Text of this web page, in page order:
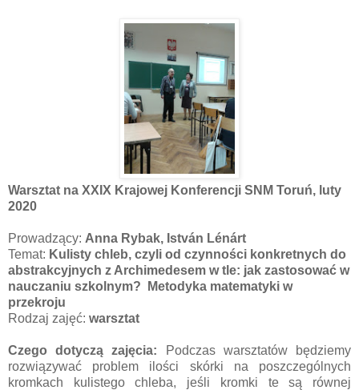
Warsztat na XXIX Krajowej Konferencji SNM Toruń, luty
2020
Prowadzący: Anna Rybak, István Lénárt
Temat: Kulisty chleb, czyli od czynności konkretnych do
abstrakcyjnych z Archimedesem w tle: jak zastosować w
nauczaniu szkolnym? Metodyka matematyki w
przekroju
Rodzaj zajęć: warsztat
Czego dotyczą zajęcia:
Podczas warsztatów będziemy
rozwiązywać problem ilości skórki na poszczególnych
kromkach kulistego chleba, jeśli kromki te są równej